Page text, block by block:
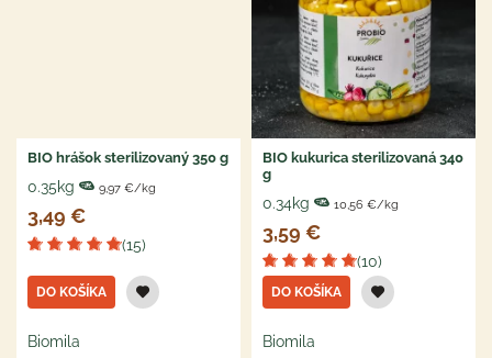
BIO hrášok sterilizovaný 350 g
0.35kg 9,97 €/kg
3,49 €
(15)
DO KOŠÍKA
Biomila
BIO kukurica sterilizovaná 340
g
0.34kg 10,56 €/kg
3,59 €
(10)
DO KOŠÍKA
Biomila